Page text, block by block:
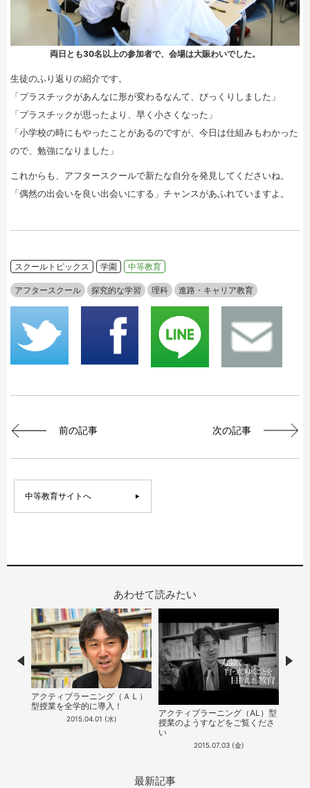
両日とも30名以上の参加者で、会場は大賑わいでした。
生徒のふり返りの紹介です。
「プラスチックがあんなに形が変わるなんて、びっくりしました」
「プラスチックが思ったより、早く小さくなった」
「小学校の時にもやったことがあるのですが、今日は仕組みもわかった
ので、勉強になりました」
これからも、アフタースクールで新たな自分を発見してくださいね。
「偶然の出会いを良い出会いにする」チャンスがあふれていますよ。
スクールトピックス 学園 中等教育
アフタースクール 探究的な学習 理科 進路・キャリア教育
前の記事 次の記事
中等教育サイトへ
あわせて読みたい
アクティブラーニング（ＡＬ）
型授業を全学的に導入！
2015.04.01 (水)
アクティブラーニング（AL）型
授業のようすなどをご覧くださ
い
2015.07.03 (金)
Prev
最新記事